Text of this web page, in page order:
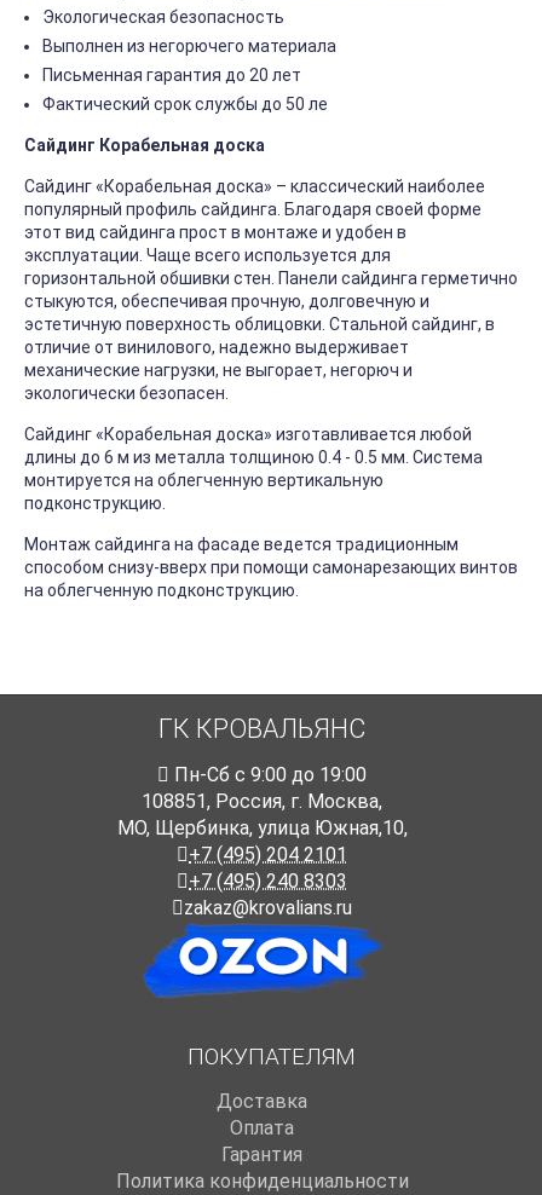
Экологическая безопасность
Выполнен из негорючего материала
Письменная гарантия до 20 лет
Фактический срок службы до 50 ле
Сайдинг Корабельная доска
Сайдинг «Корабельная доска» – классический наиболее
популярный профиль сайдинга. Благодаря своей форме
этот вид сайдинга прост в монтаже и удобен в
эксплуатации. Чаще всего используется для
горизонтальной обшивки стен. Панели сайдинга герметично
стыкуются, обеспечивая прочную, долговечную и
эстетичную поверхность облицовки. Стальной сайдинг, в
отличие от винилового, надежно выдерживает
механические нагрузки, не выгорает, негорюч и
экологически безопасен.
Сайдинг «Корабельная доска» изготавливается любой
длины до 6 м из металла толщиною 0.4 - 0.5 мм. Система
монтируется на облегченную вертикальную
подконструкцию.
Монтаж сайдинга на фасаде ведется традиционным
способом снизу-вверх при помощи самонарезающих винтов
на облегченную подконструкцию.
ГК КРОВАЛЬЯНС
Пн-Cб с 9:00 до 19:00
108851, Россия, г. Москва,
МО, Щербинка, улица Южная,10,
+7 (495) 204 2101
+7 (495) 240 8303
zakaz@krovalians.ru
ПОКУПАТЕЛЯМ
Доставка
Оплата
Гарантия
Политика конфиденциальности